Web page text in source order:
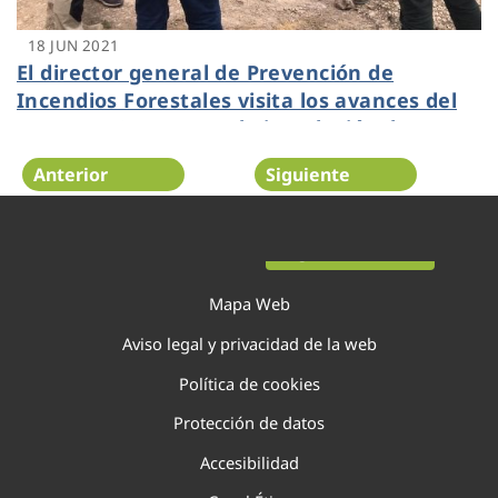
18 JUN 2021
El director general de Prevención de
Incendios Forestales visita los avances del
proyecto GUARDIAN, la instalación de
defensa contra incendios forestales más
grande de Europa
Anterior Siguiente
Mapa Web
Aviso legal y privacidad de la web
Política de cookies
Protección de datos
Accesibilidad